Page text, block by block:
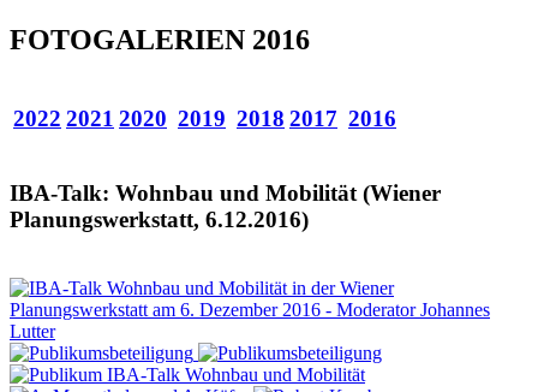
FOTOGALERIEN 2016
2022 2021 2020 2019 2018 2017 2016
IBA-Talk: Wohnbau und Mobilität (Wiener
Planungswerkstatt, 6.12.2016)